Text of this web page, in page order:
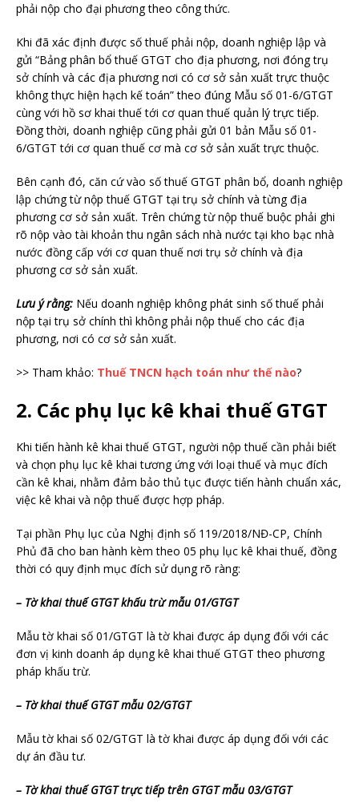
phải nộp cho đại phương theo công thức.
Khi đã xác định được số thuế phải nộp, doanh nghiệp lập và
gửi “Bảng phân bổ thuế GTGT cho địa phương, nơi đóng trụ
sở chính và các địa phương nơi có cơ sở sản xuất trực thuộc
không thực hiện hạch kế toán” theo đúng Mẫu số 01-6/GTGT
cùng với hồ sơ khai thuế tới cơ quan thuế quản lý trực tiếp.
Đồng thời, doanh nghiệp cũng phải gửi 01 bản Mẫu số 01-
6/GTGT tới cơ quan thuế cơ mà cơ sở sản xuất trực thuộc.
Bên cạnh đó, căn cứ vào số thuế GTGT phân bổ, doanh nghiệp
lập chứng từ nộp thuế GTGT tại trụ sở chính và từng địa
phương cơ sở sản xuất. Trên chứng từ nộp thuế buộc phải ghi
rõ nộp vào tài khoản thu ngân sách nhà nước tại kho bạc nhà
nước đồng cấp với cơ quan thuế nơi trụ sở chính và địa
phương cơ sở sản xuất.
Lưu ý rằng: Nếu doanh nghiệp không phát sinh số thuế phải
nộp tại trụ sở chính thì không phải nộp thuế cho các địa
phương, nơi có cơ sở sản xuất.
>> Tham khảo: Thuế TNCN hạch toán như thế nào?
2. Các phụ lục kê khai thuế GTGT
Khi tiến hành kê khai thuế GTGT, người nộp thuế cần phải biết
và chọn phụ lục kê khai tương ứng với loại thuế và mục đích
cần kê khai, nhằm đảm bảo thủ tục được tiến hành chuẩn xác,
việc kê khai và nộp thuế được hợp pháp.
Tại phần Phụ lục của Nghị định số 119/2018/NĐ-CP, Chính
Phủ đã cho ban hành kèm theo 05 phụ lục kê khai thuế, đồng
thời có quy định mục đích sử dụng rõ ràng:
– Tờ khai thuế GTGT khấu trừ mẫu 01/GTGT
Mẫu tờ khai số 01/GTGT là tờ khai được áp dụng đối với các
đơn vị kinh doanh áp dụng kê khai thuế GTGT theo phương
pháp khấu trừ.
– Tờ khai thuế GTGT mẫu 02/GTGT
Mẫu tờ khai số 02/GTGT là tờ khai được áp dụng đối với các
dự án đầu tư.
– Tờ khai thuế GTGT trực tiếp trên GTGT mẫu 03/GTGT